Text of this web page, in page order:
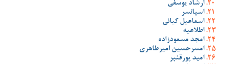
ارشاد یوسفی
اسپانسر
اسماعیل کیانی
اطلاعیه
امجد مسعودزاده
امسرحسین امیرطاهری
امید پورقنبر